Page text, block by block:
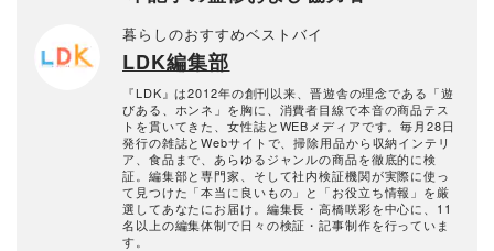
暮らしのおすすめベストバイ
LDK編集部
『LDK』は2012年の創刊以来、晋遊舎の理念である「遊
びある、ホンネ」を胸に、消費者目線で本音の商品テス
トを貫いてきた、女性誌とWEBメディアです。毎月28日
発行の雑誌とWebサイトで、掃除用品から収納インテリ
ア、食品まで、あらゆるジャンルの商品を徹底的に検
証。編集部と専門家、そして社内検証機関が実際に使っ
て見つけた「本当に良いもの」と「お役立ち情報」を厳
選してあなたにお届け。編集長・高橋咲彩を中心に、11
名以上の編集体制で日々の検証・記事制作を行っていま
す。